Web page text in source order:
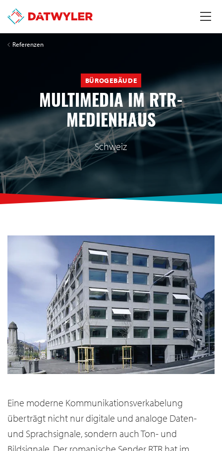
Referenzen
BÜROGEBÄUDE
MULTIMEDIA IM RTR-
MEDIENHAUS
Schweiz
Eine moderne Kommunikationsverkabelung
überträgt nicht nur digitale und analoge Daten-
und Sprachsignale, sondern auch Ton- und
Bildsignale. Der romanische Sender RTR hat im